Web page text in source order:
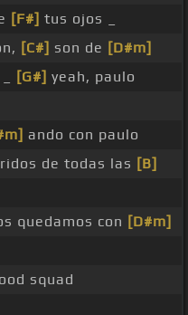
[F#] tus ojos _
[C#] son de [D#m]
[G#] yeah, paulo
ando con paulo
de todas las [B]
quedamos con [D#m]
squad